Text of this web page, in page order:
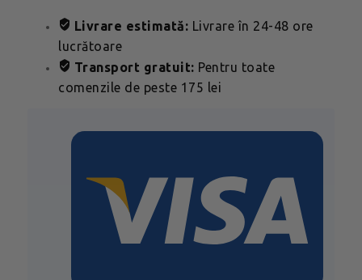
Livrare estimată: Livrare în 24-48 ore
lucrătoare
Transport gratuit: Pentru toate
comenzile de peste 175 lei